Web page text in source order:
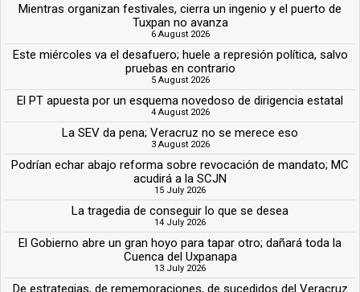
Mientras organizan festivales, cierra un ingenio y el puerto de
Tuxpan no avanza
6 August 2026
Este miércoles va el desafuero; huele a represión política, salvo
pruebas en contrario
5 August 2026
El PT apuesta por un esquema novedoso de dirigencia estatal
4 August 2026
La SEV da pena; Veracruz no se merece eso
3 August 2026
Podrían echar abajo reforma sobre revocación de mandato; MC
acudirá a la SCJN
15 July 2026
La tragedia de conseguir lo que se desea
14 July 2026
El Gobierno abre un gran hoyo para tapar otro; dañará toda la
Cuenca del Uxpanapa
13 July 2026
De estrategias, de rememoraciones, de sucedidos del Veracruz